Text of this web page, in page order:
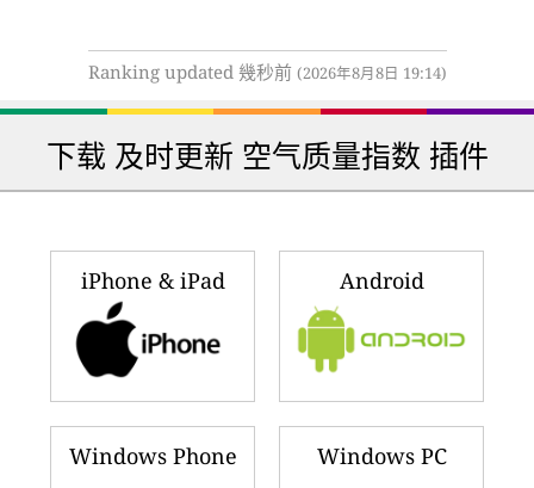
Ranking updated 幾秒前 (2026年8月8日 19:14)
下载 及时更新 空气质量指数 插件
iPhone & iPad Android
Windows Phone Windows PC